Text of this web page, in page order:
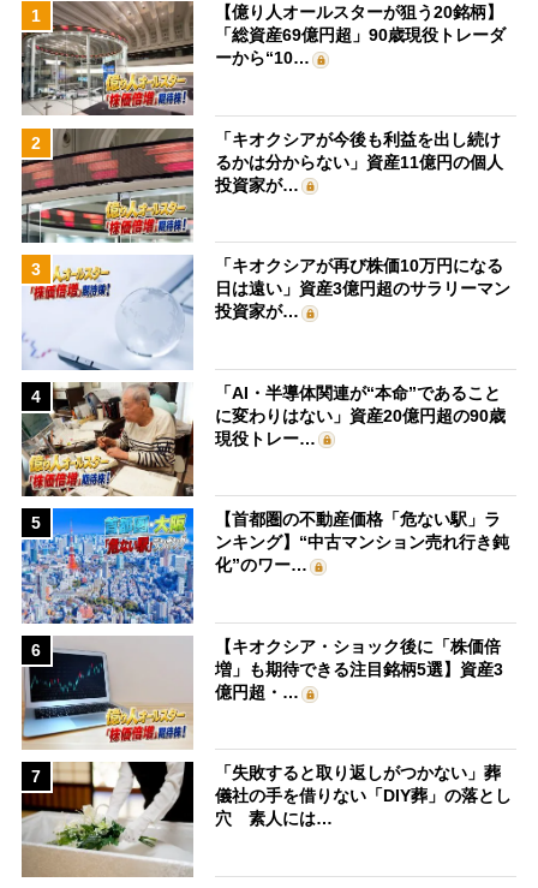
1
【億り人オールスターが狙う20銘柄】
「総資産69億円超」90歳現役トレーダ
ーから“10…
2
「キオクシアが今後も利益を出し続け
るかは分からない」資産11億円の個人
投資家が…
3
「キオクシアが再び株価10万円になる
日は遠い」資産3億円超のサラリーマン
投資家が…
4
「AI・半導体関連が“本命”であること
に変わりはない」資産20億円超の90歳
現役トレー…
5
【首都圏の不動産価格「危ない駅」ラ
ンキング】“中古マンション売れ行き鈍
化”のワー…
6
【キオクシア・ショック後に「株価倍
増」も期待できる注目銘柄5選】資産3
億円超・…
7
「失敗すると取り返しがつかない」葬
儀社の手を借りない「DIY葬」の落とし
穴 素人には…